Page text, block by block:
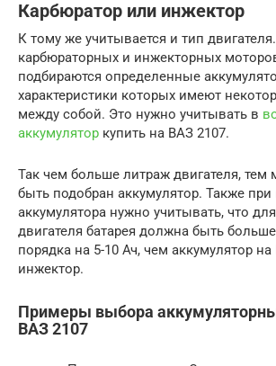
Карбюратор или инжектор
К тому же учитывается и тип
карбюраторных и инжекторных
подбираются определенные
характеристики которых имеют
между собой. Это нужно учитывать в
аккумулятор купить на ВАЗ 2107.
Так чем больше литраж двигателя,
быть подобран аккумулятор. Также при
аккумулятора нужно учитывать, что
двигателя батарея должна быть
порядка на 5-10 Ач, чем аккумулятор
инжектор.
Примеры выбора
ВАЗ 2107